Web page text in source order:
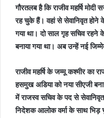
गौरतलब है कि राजीव महर्षि
रह चुके हैं। वहां से सेवानिवृत होने
गया था। दो साल गृह सचिव रहने
बनाया गया था। अब उन्हें नई
राजीव महर्षि के जम्मू कश्मीर का
हसमुख अडिया को नया सीएजी
में राजस्व सचिव के पद से
निदेशक आलोक वर्मा के साथ भिड़